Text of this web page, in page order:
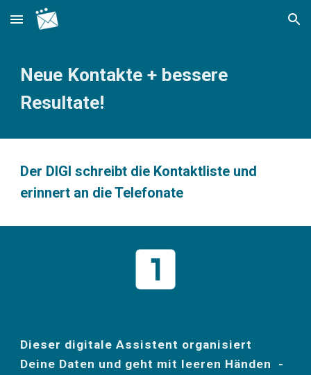
Skip to main content Skip to navigation
Neue Kontakte + bessere
Resultate!
Der DIGI schreibt die Kontaktliste und
erinnert an die Telefonate
Dieser digitale Assistent organisiert
Deine Daten und geht mit leeren Händen  -